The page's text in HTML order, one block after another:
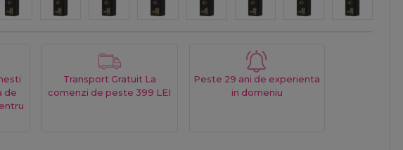
de
Transport Gratuit La
comenzi de peste 399 LEI
Peste 29 ani de experienta
in domeniu